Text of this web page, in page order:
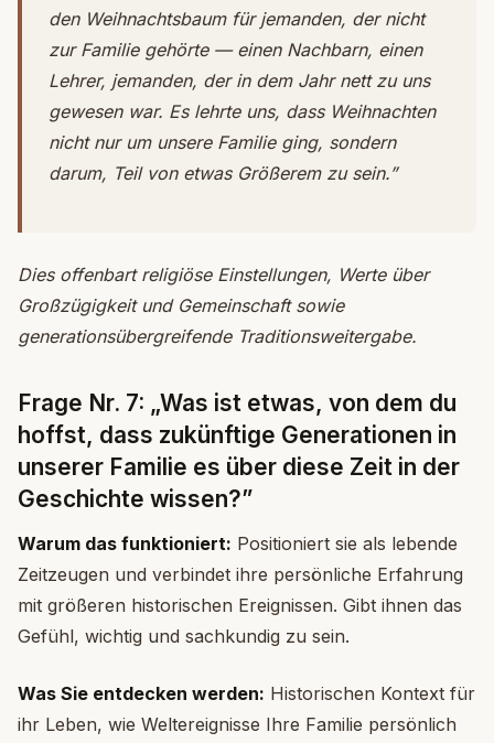
den Weihnachtsbaum für jemanden, der nicht
zur Familie gehörte — einen Nachbarn, einen
Lehrer, jemanden, der in dem Jahr nett zu uns
gewesen war. Es lehrte uns, dass Weihnachten
nicht nur um unsere Familie ging, sondern
darum, Teil von etwas Größerem zu sein.”
Dies offenbart religiöse Einstellungen, Werte über
Großzügigkeit und Gemeinschaft sowie
generationsübergreifende Traditionsweitergabe.
Frage Nr. 7: „Was ist etwas, von dem du
hoffst, dass zukünftige Generationen in
unserer Familie es über diese Zeit in der
Geschichte wissen?”
Warum das funktioniert: Positioniert sie als lebende
Zeitzeugen und verbindet ihre persönliche Erfahrung
mit größeren historischen Ereignissen. Gibt ihnen das
Gefühl, wichtig und sachkundig zu sein.
Was Sie entdecken werden: Historischen Kontext für
ihr Leben, wie Weltereignisse Ihre Familie persönlich